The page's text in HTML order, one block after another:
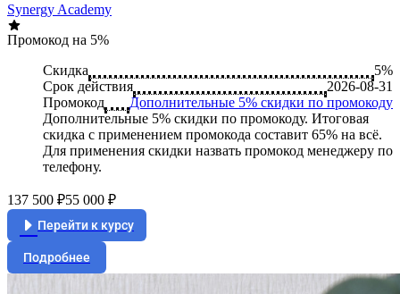
Synergy Academy
Промокод на 5%
Скидка
5%
Срок действия
2026-08-31
Промокод
Дополнительные 5% скидки по промокоду
Дополнительные 5% скидки по промокоду. Итоговая
скидка с применением промокода составит 65% на всё.
Для применения скидки назвать промокод менеджеру по
телефону.
137 500 ₽55 000 ₽
Перейти к курсу
Подробнее